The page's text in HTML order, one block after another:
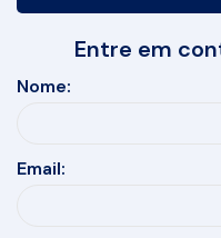
Entre em
Nome:
Email: